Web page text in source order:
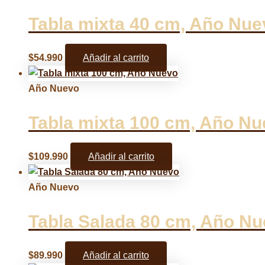
Tabla mixta 40 cm, Año
$54.990 Añadir al carrito
Año Nuevo
Tabla mixta 100 cm, Año
$109.990 Añadir al carrito
Año Nuevo
Tabla Salada 80 cm, Año
$89.990 Añadir al carrito